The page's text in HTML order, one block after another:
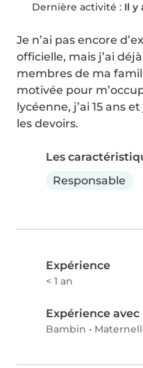
Dernière activité : Il y
Je n’ai pas encore
officielle, mais j’ai
membres de ma
motivée pour
lycéenne, j’ai 15 ans
les devoirs.
Les
Responsable
Expérience
< 1 an
Expérience avec
Bambin •